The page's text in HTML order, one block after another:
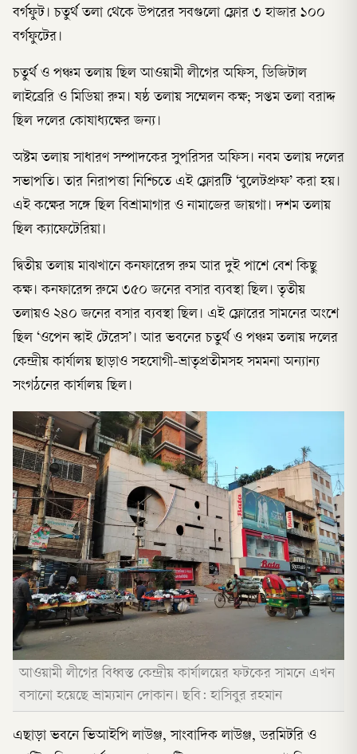
বর্গফুট। চতুর্থ তলা থেকে উপরের সবগুলো ফ্লোর ৩ হাজার ১০০
বর্গফুটের।
চতুর্থ ও পঞ্চম তলায় ছিল আওয়ামী লীগের অফিস, ডিজিটাল
লাইব্রেরি ও মিডিয়া রুম। ষষ্ঠ তলায় সম্মেলন কক্ষ; সপ্তম তলা বরাদ্দ
ছিল দলের কোষাধ্যক্ষের জন্য।
অষ্টম তলায় সাধারণ সম্পাদকের সুপরিসর অফিস। নবম তলায় দলের
সভাপতি। তার নিরাপত্তা নিশ্চিতে এই ফ্লোরটি ‘বুলেটপ্রুফ’ করা হয়।
এই কক্ষের সঙ্গে ছিল বিশ্রামাগার ও নামাজের জায়গা। দশম তলায়
ছিল ক্যাফেটেরিয়া।
দ্বিতীয় তলায় মাঝখানে কনফারেন্স রুম আর দুই পাশে বেশ কিছু
কক্ষ। কনফারেন্স রুমে ৩৫০ জনের বসার ব্যবস্থা ছিল। তৃতীয়
তলায়ও ২৪০ জনের বসার ব্যবস্থা ছিল। এই ফ্লোরের সামনের অংশে
ছিল ‘ওপেন স্কাই টেরেস’। আর ভবনের চতুর্থ ও পঞ্চম তলায় দলের
কেন্দ্রীয় কার্যালয় ছাড়াও সহযোগী-ভ্রাতৃপ্রতীমসহ সমমনা অন্যান্য
সংগঠনের কার্যালয় ছিল।
আওয়ামী লীগের বিধ্বস্ত কেন্দ্রীয় কার্যালয়ের ফটকের সামনে এখন
বসানো হয়েছে ভ্রাম্যমান দোকান। ছবি: হাসিবুর রহমান
এছাড়া ভবনে ভিআইপি লাউঞ্জ, সাংবাদিক লাউঞ্জ, ডরমিটরি ও